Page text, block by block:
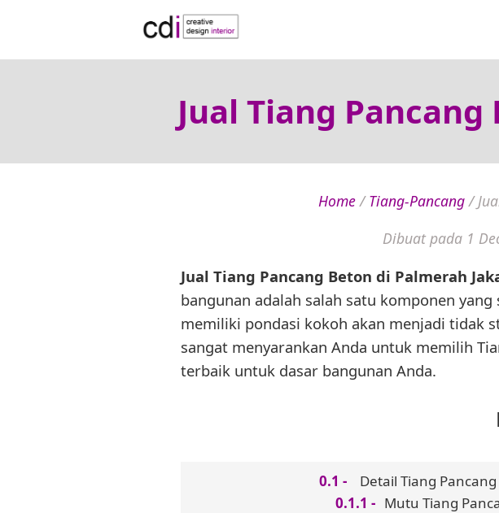
Jual Tiang
Home/Tiang-Pancang/
Dibuat pada 1
Jual Tiang Pancang Beton di Palmerah
bangunan adalah salah satu komponen
memiliki pondasi kokoh akan menjadi tidak
sangat menyarankan Anda untuk memilih
terbaik untuk dasar bangunan Anda.
Detail Tiang
Mutu Tiang